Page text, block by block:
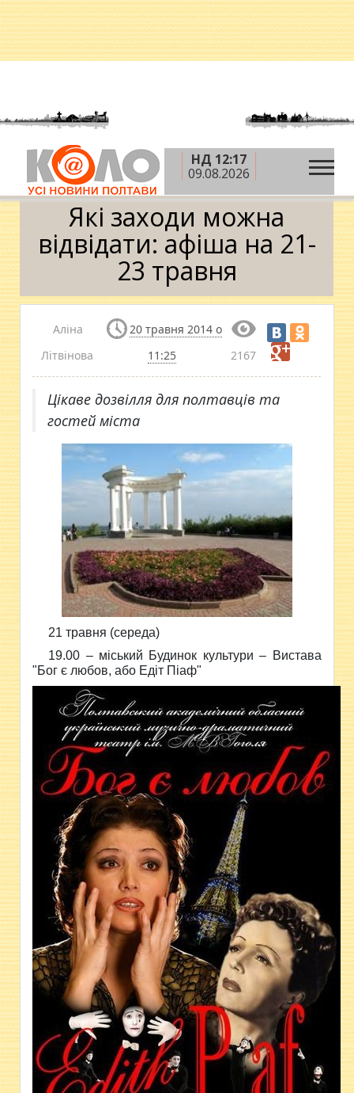
НД 12:17
09.08.2026
Головна » Новини » Афіша »Які заходи можна
відвідати: афіша на 21-23 травня
Які заходи можна
відвідати: афіша на 21-
23 травня
Аліна
Літвінова
20 травня 2014 о
11:25
2167
Цікаве дозвілля для полтавців та
гостей міста
21 травня (середа)
19.00 – міський Будинок культури – Вистава
"Бог є любов, або Едіт Піаф"